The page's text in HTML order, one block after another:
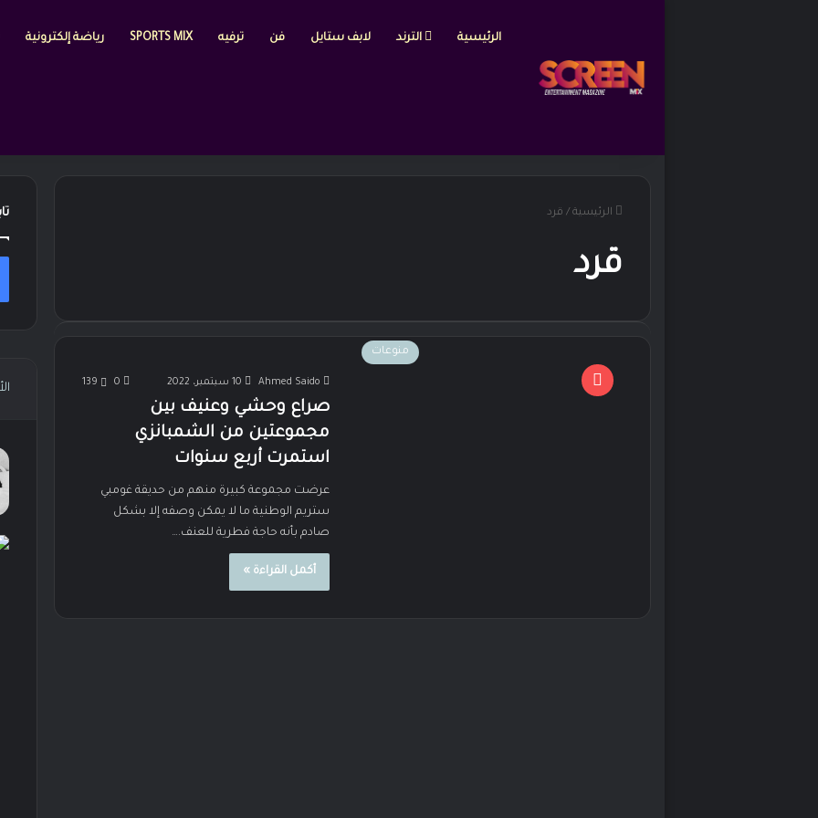
الرئيسية الترند لابف ستايل فن ترفيه SPORTS MIX رياضة إلكترونية
الرئيسية / قرد
قرد
منوعات
Ahmed Saido 10 سبتمبر، 2022 0
139
صراع وحشي وعنيف بين
مجموعتين من الشمبانزي
استمرت أربع سنوات
عرضت مجموعة كبيرة منهم من حديقة غومبي
ستريم الوطنية ما لا يمكن وصفه إلا بشكل
صادم بأنه حاجة فطرية للعنف.…
أكمل القراءة »